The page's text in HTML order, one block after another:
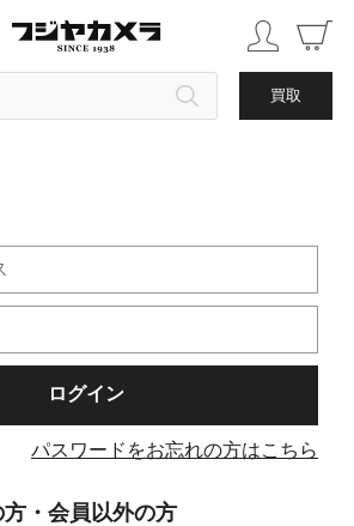
買取
パスワードをお忘れの方はこちら
・会員以外の方